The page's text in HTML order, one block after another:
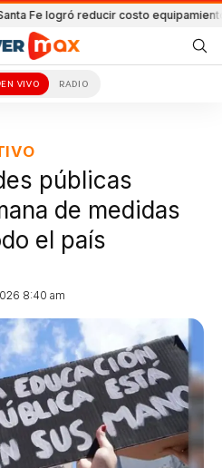
reducir costo equipamiento
EN VIVO RADIO
públicas
de medidas
el país
8:40 am